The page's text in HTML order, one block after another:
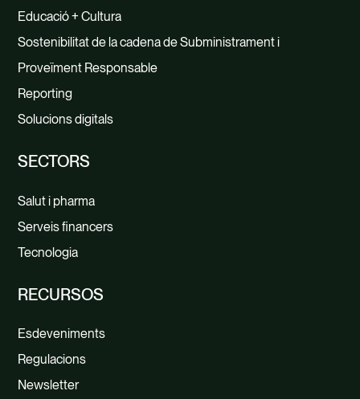
Educació + Cultura
Sostenibilitat de la cadena de Subministrament i
Proveïment Responsable
Reporting
Solucions digitals
SECTORS
Salut i pharma
Serveis financers
Tecnologia
RECURSOS
Esdeveniments
Regulacions
Newsletter